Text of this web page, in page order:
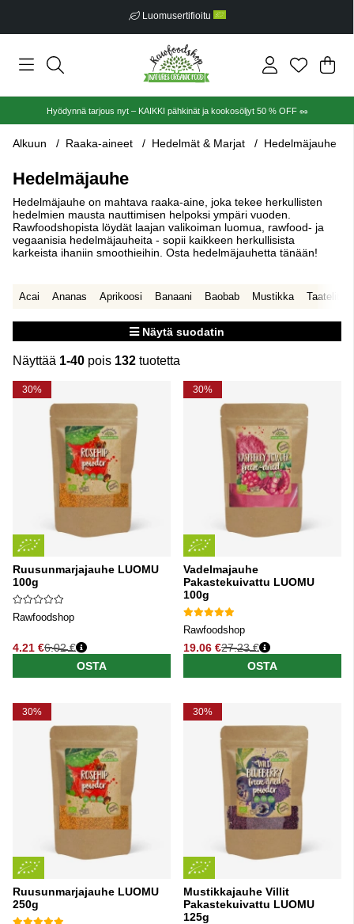
Ilmainen toimitus alkaen €30
.
Hyödynnä tarjous nyt – KAIKKI pähkinät ja kookosöljyt 50 % OFF 🥜
Alkuun Raaka-aineet Hedelmät & Marjat Hedelmäjauhe
Hedelmäjauhe
Hedelmäjauhe on mahtava raaka-aine, joka tekee herkullisten
hedelmien mausta nauttimisen helpoksi ympäri vuoden.
Rawfoodshopista löydät laajan valikoiman luomua, rawfood- ja
vegaanisia hedelmäjauheita - sopii kaikkeen herkullisista
karkeista ihaniin smoothieihin. Osta hedelmäjauhetta tänään!
Acai Ananas Aprikoosi Banaani Baobab Mustikka Taatelit
Näytä suodatin
Näyttää 1-40 pois 132 tuotetta
Tuotteet
30%
Ruusunmarjajauhe LUOMU
100g
Rawfoodshop
4.21 €
Normaali hinta
6.02 €
OSTA
30%
Vadelmajauhe
Pakastekuivattu LUOMU
100g
Rawfoodshop
19.06 €
Normaali hinta
27.23 €
OSTA
30%
Ruusunmarjajauhe LUOMU
250g
30%
Mustikkajauhe Villit
Pakastekuivattu LUOMU
125g